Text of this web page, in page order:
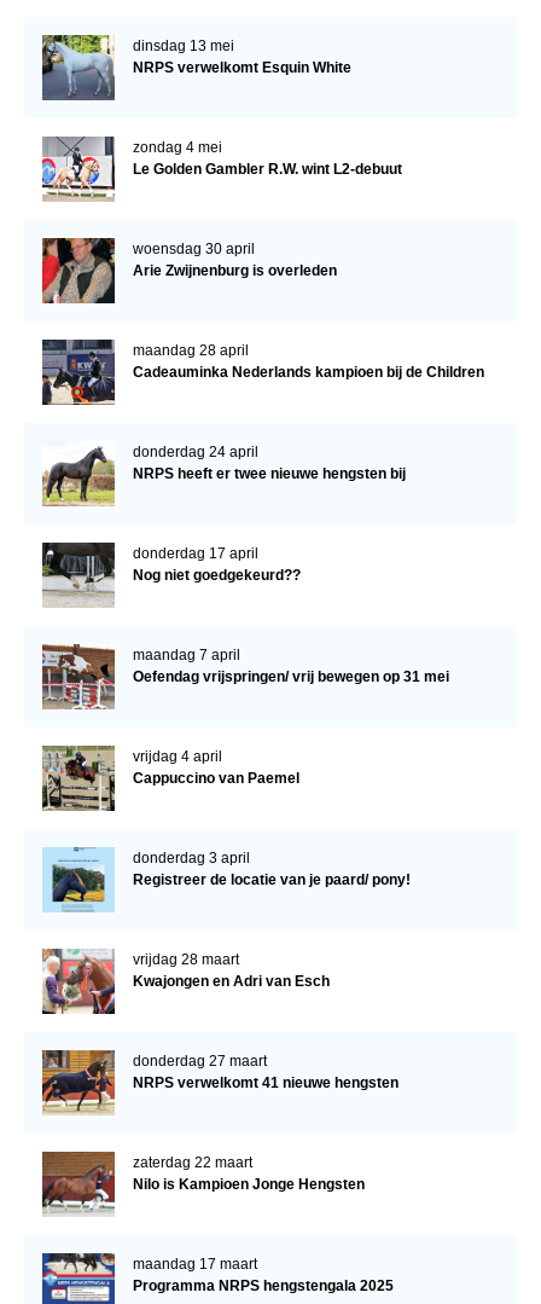
dinsdag 13 mei
NRPS verwelkomt Esquin White
zondag 4 mei
Le Golden Gambler R.W. wint L2-debuut
woensdag 30 april
Arie Zwijnenburg is overleden
maandag 28 april
Cadeauminka Nederlands kampioen bij de Children
donderdag 24 april
NRPS heeft er twee nieuwe hengsten bij
donderdag 17 april
Nog niet goedgekeurd??
maandag 7 april
Oefendag vrijspringen/ vrij bewegen op 31 mei
vrijdag 4 april
Cappuccino van Paemel
donderdag 3 april
Registreer de locatie van je paard/ pony!
vrijdag 28 maart
Kwajongen en Adri van Esch
donderdag 27 maart
NRPS verwelkomt 41 nieuwe hengsten
zaterdag 22 maart
Nilo is Kampioen Jonge Hengsten
maandag 17 maart
Programma NRPS hengstengala 2025